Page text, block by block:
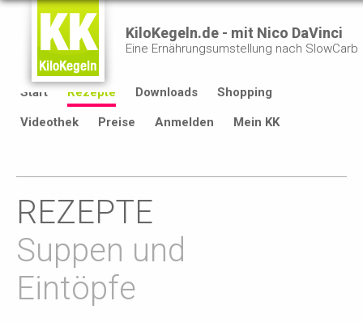
KiloKegeln.de - mit Nico DaVinci
Eine Ernährungsumstellung nach SlowCarb
Start Rezepte Downloads Shopping
Videothek Preise Anmelden Mein KK
REZEPTE
Suppen und
Eintöpfe